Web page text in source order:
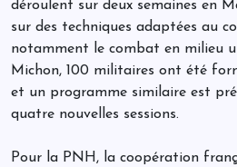
déroulent sur deux semaines en
sur des techniques adaptées au
notamment le combat en milieu
Michon, 100 militaires ont été
et un programme similaire est
quatre nouvelles sessions.
Pour la PNH, la coopération